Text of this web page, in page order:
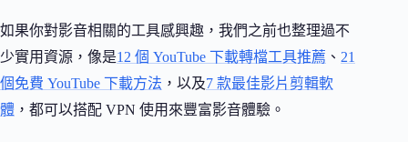
如果你對影音相關的工具感興趣，我們之前也整理過不
少實用資源，像是12 個 YouTube 下載轉檔工具推薦 、 21
個免費 YouTube 下載方法 ，以及7 款最佳影片剪輯軟
體 ，都可以搭配 VPN 使用來豐富影音體驗。